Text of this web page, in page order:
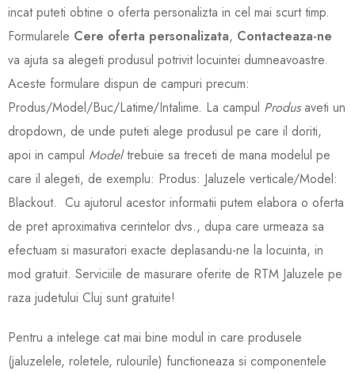
incat puteti obtine o oferta personalizta in cel mai scurt timp.
Formularele Cere oferta personalizata, Contacteaza-ne
va ajuta sa alegeti produsul potrivit locuintei dumneavoastre.
Aceste formulare dispun de campuri precum:
Produs/Model/Buc/Latime/Intalime. La campul Produsaveti un
dropdown, de unde puteti alege produsul pe care il doriti,
apoi in campul Modeltrebuie sa treceti de mana modelul pe
care il alegeti, de exemplu: Produs: Jaluzele verticale/Model:
Blackout. Cu ajutorul acestor informatii putem elabora o oferta
de pret aproximativa cerintelor dvs., dupa care urmeaza sa
efectuam si masuratori exacte deplasandu-ne la locuinta, in
mod gratuit. Serviciile de masurare oferite de RTM Jaluzele pe
raza judetului Cluj sunt gratuite!
Pentru a intelege cat mai bine modul in care produsele
(jaluzelele, roletele, rulourile) functioneaza si componentele